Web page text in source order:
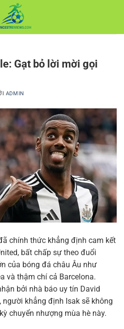
Gạt bỏ lời mời gọi
ADMIN
chính thức khẳng định cam kết
bất chấp sự theo đuổi
của bóng đá châu Âu như
và thậm chí cả Barcelona.
bởi nhà báo uy tín David
người khẳng định Isak sẽ không
chuyển nhượng mùa hè này.